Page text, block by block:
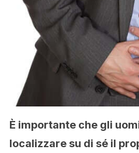
È importante che gli
localizzare su di sé il